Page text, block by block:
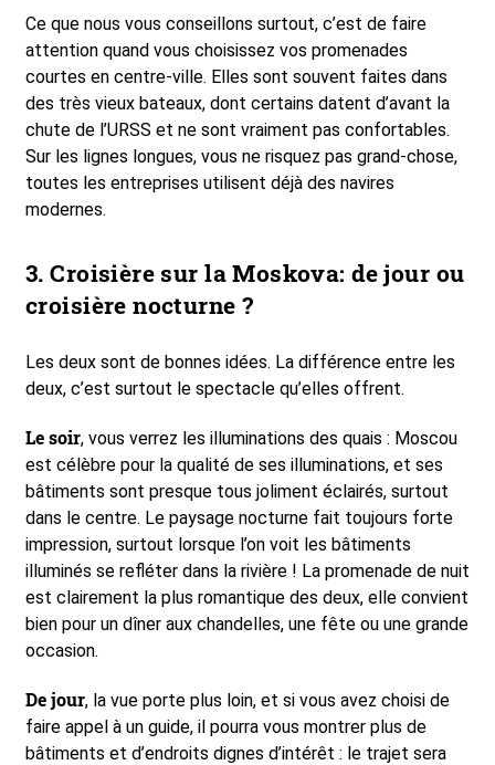
Ce que nous vous conseillons surtout, c’est de faire
attention quand vous choisissez vos promenades
courtes en centre-ville. Elles sont souvent faites dans
des très vieux bateaux, dont certains datent d’avant la
chute de l’URSS et ne sont vraiment pas confortables.
Sur les lignes longues, vous ne risquez pas grand-chose,
toutes les entreprises utilisent déjà des navires
modernes.
3. Croisière sur la Moskova: de jour ou
croisière nocturne ?
Les deux sont de bonnes idées. La différence entre les
deux, c’est surtout le spectacle qu’elles offrent.
Le soir, vous verrez les illuminations des quais : Moscou
est célèbre pour la qualité de ses illuminations, et ses
bâtiments sont presque tous joliment éclairés, surtout
dans le centre. Le paysage nocturne fait toujours forte
impression, surtout lorsque l’on voit les bâtiments
illuminés se refléter dans la rivière ! La promenade de nuit
est clairement la plus romantique des deux, elle convient
bien pour un dîner aux chandelles, une fête ou une grande
occasion.
De jour, la vue porte plus loin, et si vous avez choisi de
faire appel à un guide, il pourra vous montrer plus de
bâtiments et d’endroits dignes d’intérêt : le trajet sera